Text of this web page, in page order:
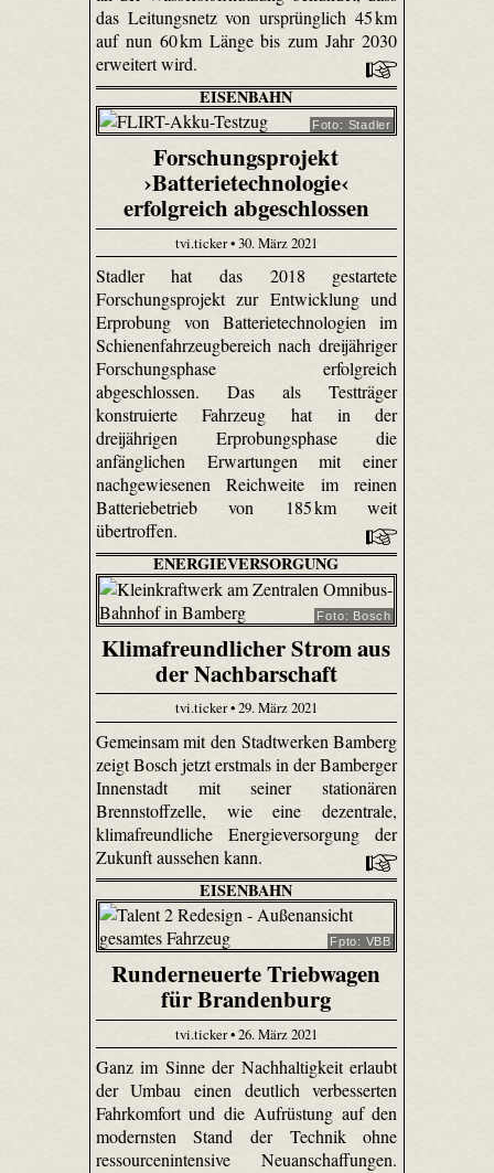
das Leitungsnetz von ursprünglich 45 km
auf nun 60 km Länge bis zum Jahr 2030
erweitert wird.
EISENBAHN
Foto: Stadler
Forschungsprojekt
›Batterietechnologie‹
erfolgreich abgeschlossen
tvi.ticker • 30. März 2021
Stadler hat das 2018 gestartete
Forschungsprojekt zur Entwicklung und
Erprobung von Batterietechnologien im
Schienenfahrzeugbereich nach dreijähriger
Forschungsphase erfolgreich
abgeschlossen. Das als Testträger
konstruierte Fahrzeug hat in der
dreijährigen Erprobungsphase die
anfänglichen Erwartungen mit einer
nachgewiesenen Reichweite im reinen
Batteriebetrieb von 185 km weit
übertroffen.
ENERGIEVERSORGUNG
Foto: Bosch
Klimafreundlicher Strom aus
der Nachbarschaft
tvi.ticker • 29. März 2021
Gemeinsam mit den Stadtwerken Bamberg
zeigt Bosch jetzt erstmals in der Bamberger
Innenstadt mit seiner stationären
Brennstoffzelle, wie eine dezentrale,
klimafreundliche Energieversorgung der
Zukunft aussehen kann.
EISENBAHN
Fpto: VBB
Runderneuerte Triebwagen
für Brandenburg
tvi.ticker • 26. März 2021
Ganz im Sinne der Nachhaltigkeit erlaubt
der Umbau einen deutlich verbesserten
Fahrkomfort und die Aufrüstung auf den
modernsten Stand der Technik ohne
ressourcenintensive Neuanschaffungen.